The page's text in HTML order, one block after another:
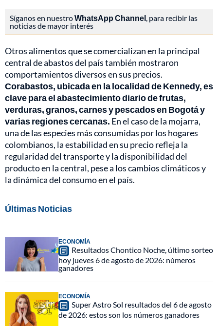
Síganos en nuestroWhatsApp Channel, para recibir las
noticias de mayor interés
Otros alimentos que se comercializan en la principal
central de abastos del país también mostraron
comportamientos diversos en sus precios.
Corabastos, ubicada en la localidad de Kennedy, es
clave para el abastecimiento diario de frutas,
verduras, granos, carnes y pescados en Bogotá y
varias regiones cercanas. En el caso de la mojarra,
una de las especies más consumidas por los hogares
colombianos, la estabilidad en su precio refleja la
regularidad del transporte y la disponibilidad del
producto en la central, pese a los cambios climáticos y
la dinámica del consumo en el país.
Últimas Noticias
ECONOMÍA
Resultados Chontico Noche, último sorteo
hoy jueves 6 de agosto de 2026: números
ganadores
ECONOMÍA
Super Astro Sol resultados del 6 de agosto
de 2026: estos son los números ganadores